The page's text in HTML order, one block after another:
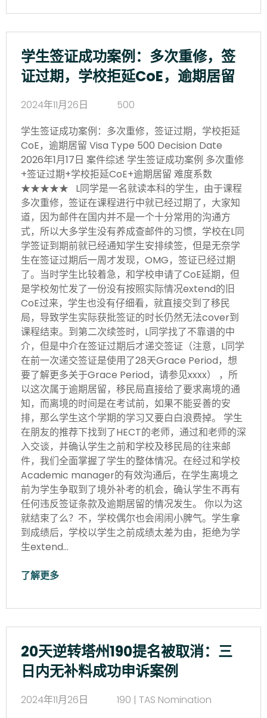
学生签证成功案例：多次重修，签
证过期，学校拒延CoE，逾期居留
2024年11月26日
500
学生签证成功案例：多次重修，签证过期，学校拒延
CoE，逾期居留 Visa Type 500 Decision Date
2026年1月17日 案件综述 学生签证成功案例 多次重修
+签证过期+学校拒延CoE+逾期居留 难度系数
★★★★★ L同学是一名就读本科的学生，由于课程
多次重修，签证在课程进行中就已经过期了，大家知
道，因为邮件在国内并不是一个十分常用的沟通方
式，所以大多学生没有养成查邮件的习惯，学校在L同
学签证到期前就已经通知学生安排续签，但是无奈学
生在签证过期后一周才发现，OMG，签证已经过期
了。当时学生比较着急，和学校申请了CoE延期，但
是学校匆忙发了一份没有按照实际情况extend的旧
CoE过来，学生也没有仔细看，就直接交到了移民
局，导致学生实际获批签证的时长仍然无法cover到
课程结束。到第二次续签时，L同学找了不靠谱的中
介，但是中介在签证过期后才递交签证（注意，L同学
在前一次递交签证是使用了28天Grace Period，想
要了解更多关于Grace Period，请参见xxxx） ，所
以这次属于逾期居留，移民局直接给了要求离境的通
知，而离境的时间是在考试前，如果不能妥善的安
排，那么学生这个学期的学习又要白白浪费掉。 学生
在朋友的推荐下找到了HECT的老师，通过和老师的深
入交谈，并确认学生之前和学校及移民局的往来邮
件，我们全面掌握了学生的整体情况。在经过和学校
Academic manager的有效沟通后，在学生离境之
前为学生争取到了境外补考的机会，确认学生不再有
任何违反签证条款及逾期居留的情况发生。 你以为这
就结束了么？不，学校偶尔也会闹闹小脾气。学生拿
到成绩后，学校以学生之前成绩太差为由，拒绝为学
生extend…
了解更多
20天逆转塔州190提名被取消：三
日内无补料成功申诉案例
2024年11月26日
190 | TAS Nomination